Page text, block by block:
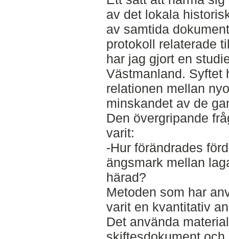
av det lokala
av samtida
protokoll relaterade
har jag gjort en
Västmanland. Syftet
relationen mellan
minskandet av de
Den övergripande
varit:
-Hur förändrades
ängsmark mellan
härad?
Metoden som har
varit en kvantitativ
Det använda